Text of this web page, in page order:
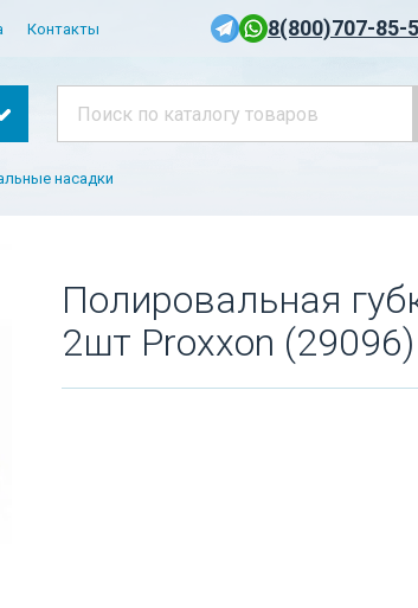
Контакты 8(800)707-85-
насадки
Полировальная
2шт Proxxon (29096)